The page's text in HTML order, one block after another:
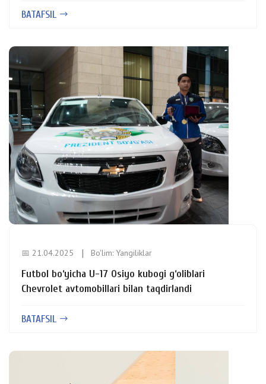
BATAFSIL
📅 21.04.2025 Bo'lim: Yangiliklar
Futbol bo‘yicha U-17 Osiyo kubogi g‘oliblari
Chevrolet avtomobillari bilan taqdirlandi
BATAFSIL